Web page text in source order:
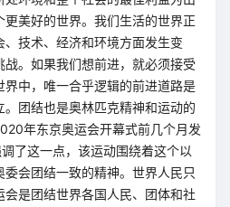
美好的世界。我们生活的世界正
技术、经济和环境方面发生变
。如果我们想前进，就必须接受
中，唯一合乎逻辑的前进道路是
团结也是奥林匹克精神和运动的
年东京奥运会开幕式前几个月发
了这一点，该运动围绕着这个以
会团结一致的精神。世界人民只
是团结世界各国人民、团体和社